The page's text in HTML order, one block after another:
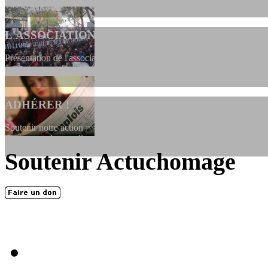
L'ASSOCIATION
Présentation de l'association et de sa charte qui encadre nos actions
ADHÉRER !
Soutenir notre action ==> Si vous souhaitez adhérer à
dessous, en le remplissant et en...
LES FONDATEURS
En 2004, une dizaine de personnes contribuèrent au lancement de
Soutenir Actuchomage